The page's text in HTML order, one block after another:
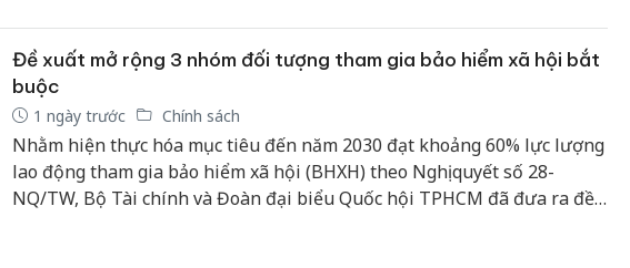
Đề xuất mở rộng 3 nhóm đối tượng tham gia bảo hiểm xã hội bắt
buộc
1 ngày trước Chính sách
Nhằm hiện thực hóa mục tiêu đến năm 2030 đạt khoảng 60% lực lượng
lao động tham gia bảo hiểm xã hội (BHXH) theo Nghị quyết số 28-
NQ/TW, Bộ Tài chính và Đoàn đại biểu Quốc hội TPHCM đã đưa ra đề